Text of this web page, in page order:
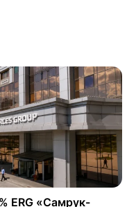
ERG «Самрук-